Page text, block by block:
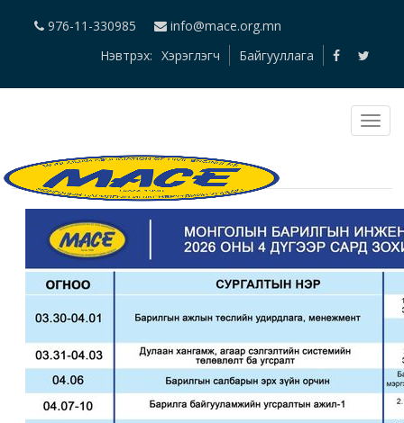
976-11-330985
info@mace.org.mn
Нэвтрэх: Хэрэглэгч Байгууллага